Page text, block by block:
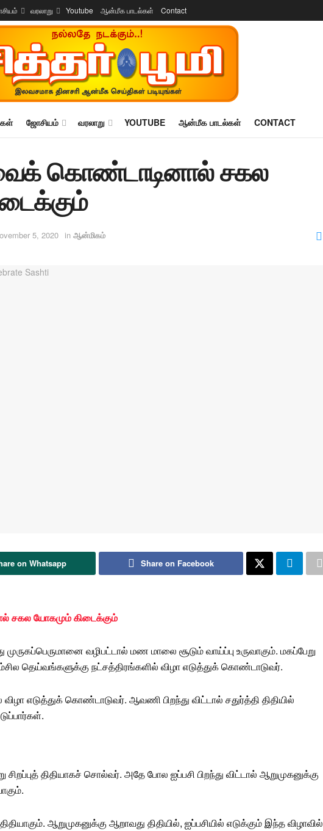
வரலாறு Youtube ஆன்மீக பாடல்கள் Contact
ஜோசியம் வரலாறு YOUTUBE ஆன்மீக பாடல்கள் CONTACT
கொண்டாடினால் சகல
5, 2020 in ஆன்மிகம்
on Whatsapp Share on Facebook
சகல யோகமும் கிடைக்கும்
முருகப்பெருமானை வழிபட்டால் மண மாலை சூடும் வாய்ப்பு உருவாகும். மகப்பேறு
தெய்வங்களுக்கு நட்சத்திரங்களில் விழா எடுத்துக் கொண்டாடுவர்.
விழா எடுத்துக் கொண்டாடுவர். ஆவணி பிறந்து விட்டால் சதுர்த்தி திதியில்
சிறப்புத் திதியாகச் சொல்வர். அதே போல ஐப்பசி பிறந்து விட்டால் ஆறுமுகனுக்கு
ஆறுமுகனுக்கு ஆறாவது திதியில், ஐப்பசியில் எடுக்கும் இந்த விழாவில்